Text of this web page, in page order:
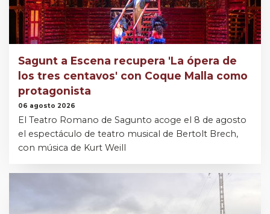
Sagunt a Escena recupera 'La ópera de
los tres centavos' con Coque Malla como
protagonista
06 agosto 2026
El Teatro Romano de Sagunto acoge el 8 de agosto
el espectáculo de teatro musical de Bertolt Brech,
con música de Kurt Weill